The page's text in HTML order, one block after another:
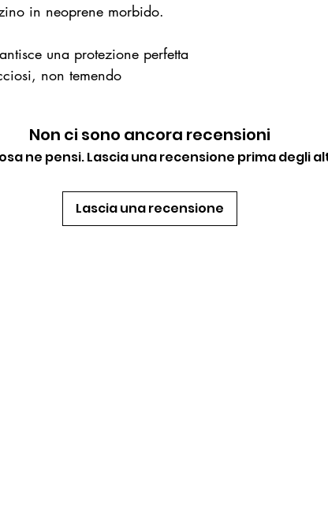
in neoprene morbido.
una protezione perfetta
non temendo
Non ci sono ancora recensioni
ne pensi. Lascia una recensione prima degli
Lascia una recensione